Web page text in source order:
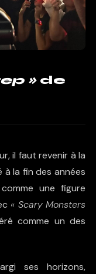
»de
il faut revenir à la
à la fin des années
une figure
« Scary Monsters
comme un des
ses horizons,